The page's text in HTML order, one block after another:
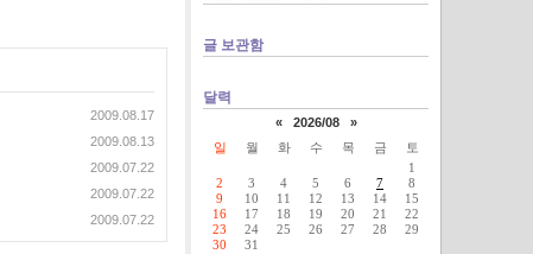
2009.08.17
2009.08.13
2009.07.22
2009.07.22
2009.07.22
글 보관함
달력
« 2026/08
»
일
월 화 수 목 금
토
1
2
3 4 5 6 7
8
9
10 11 12 13 14
15
16
17 18 19 20 21
22
23
24 25 26 27 28
29
30
31